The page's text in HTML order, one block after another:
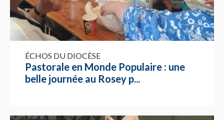
ÉCHOS DU DIOCÈSE
Pastorale en Monde Populaire : une
belle journée au Rosey p...